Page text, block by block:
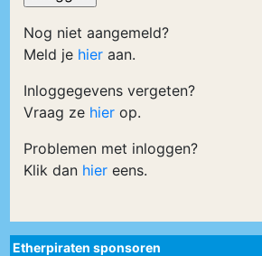
Nog niet aangemeld?
Meld je hier aan.
Inloggegevens vergeten?
Vraag ze hier op.
Problemen met inloggen?
Klik dan hier eens.
Etherpiraten sponsoren